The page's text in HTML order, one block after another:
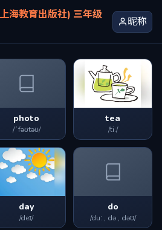
海教育出版社) 三年级
昵称
photo
/ˈfəʊtəʊ/
tea
/tiː/
day
/deɪ/
do
/duː , də , dəʊ/